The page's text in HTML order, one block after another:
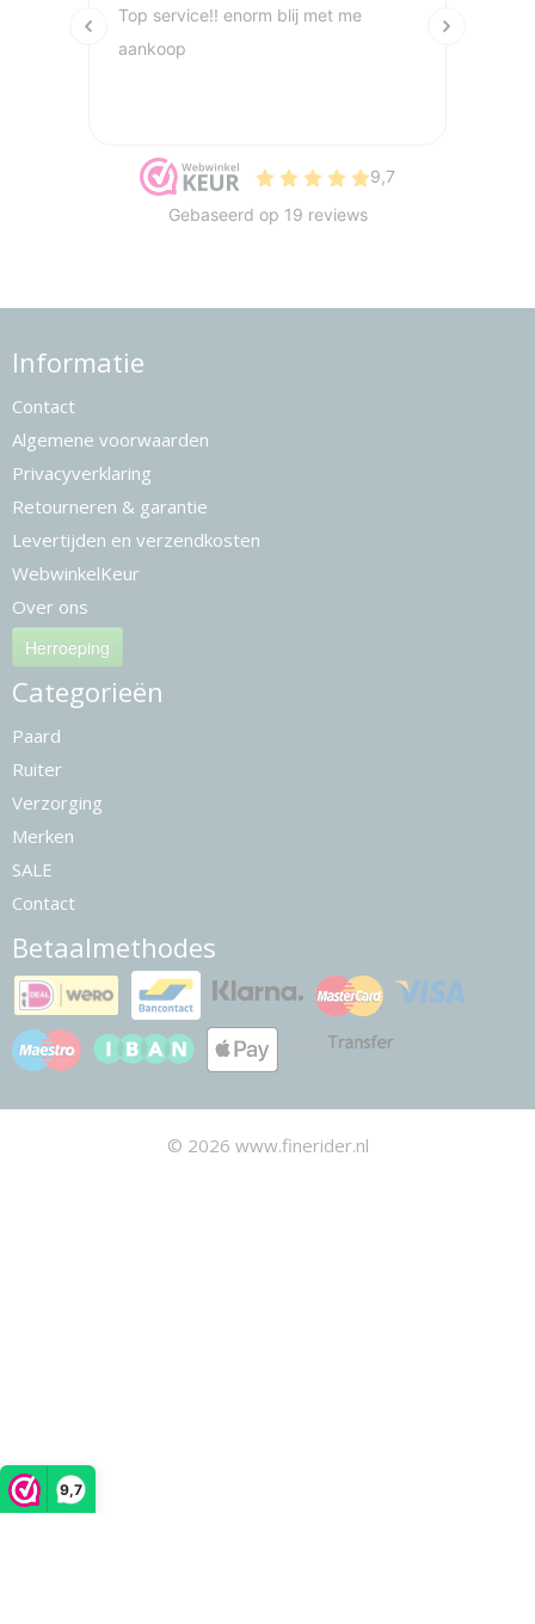
9,7
Informatie
Contact
Algemene voorwaarden
Privacyverklaring
Retourneren & garantie
Levertijden en verzendkosten
WebwinkelKeur
Over ons
Herroeping
Categorieën
Paard
Ruiter
Verzorging
Merken
SALE
Contact
Betaalmethodes
© 2026 www.finerider.nl